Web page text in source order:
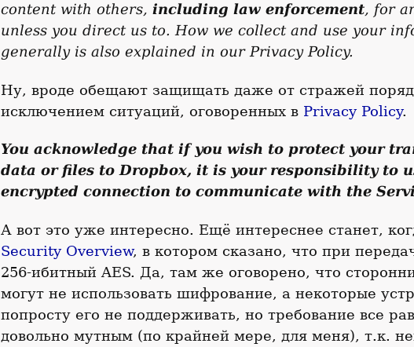
content with others, including law enforcement, for
unless you direct us to. How we collect and use your
generally is also explained in our Privacy Policy.
Ну, вроде обещают защищать даже от стражей
исключением ситуаций, оговоренных в Privacy Policy.
You acknowledge that if you wish to protect your
data or files to Dropbox, it is your responsibility to
encrypted connection to communicate with the
А вот это уже интересно. Ещё интереснее станет,
Security Overview, в котором сказано, что при
256-ибитный AES. Да, там же оговорено, что
могут не использовать шифрование, а некоторые
попросту его не поддерживать, но требование все
довольно мутным (по крайней мере, для меня), т.к.